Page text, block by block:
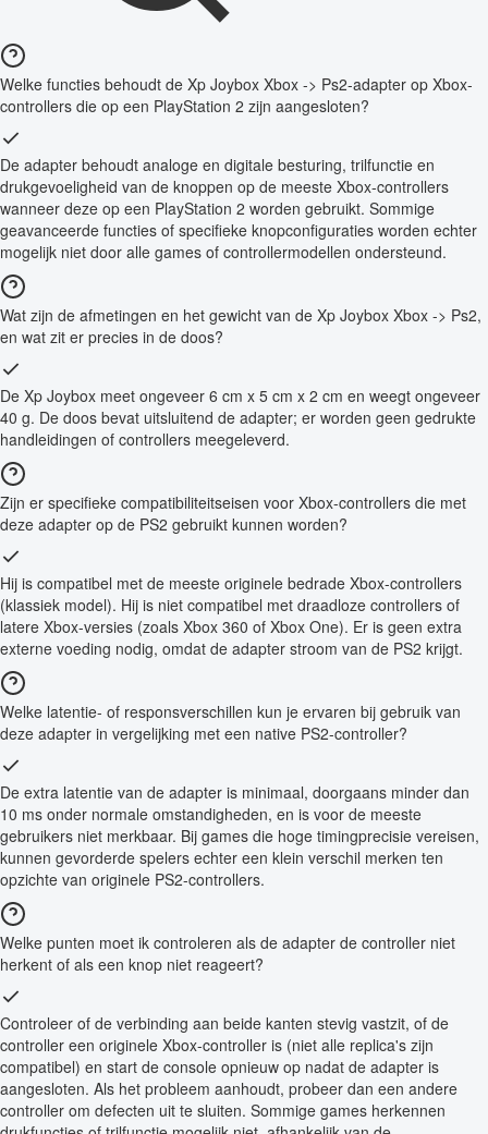
Welke functies behoudt de Xp Joybox Xbox -> Ps2-adapter op Xbox-
controllers die op een PlayStation 2 zijn aangesloten?
De adapter behoudt analoge en digitale besturing, trilfunctie en
drukgevoeligheid van de knoppen op de meeste Xbox-controllers
wanneer deze op een PlayStation 2 worden gebruikt. Sommige
geavanceerde functies of specifieke knopconfiguraties worden echter
mogelijk niet door alle games of controllermodellen ondersteund.
Wat zijn de afmetingen en het gewicht van de Xp Joybox Xbox -> Ps2,
en wat zit er precies in de doos?
De Xp Joybox meet ongeveer 6 cm x 5 cm x 2 cm en weegt ongeveer
40 g. De doos bevat uitsluitend de adapter; er worden geen gedrukte
handleidingen of controllers meegeleverd.
Zijn er specifieke compatibiliteitseisen voor Xbox-controllers die met
deze adapter op de PS2 gebruikt kunnen worden?
Hij is compatibel met de meeste originele bedrade Xbox-controllers
(klassiek model). Hij is niet compatibel met draadloze controllers of
latere Xbox-versies (zoals Xbox 360 of Xbox One). Er is geen extra
externe voeding nodig, omdat de adapter stroom van de PS2 krijgt.
Welke latentie- of responsverschillen kun je ervaren bij gebruik van
deze adapter in vergelijking met een native PS2-controller?
De extra latentie van de adapter is minimaal, doorgaans minder dan
10 ms onder normale omstandigheden, en is voor de meeste
gebruikers niet merkbaar. Bij games die hoge timingprecisie vereisen,
kunnen gevorderde spelers echter een klein verschil merken ten
opzichte van originele PS2-controllers.
Welke punten moet ik controleren als de adapter de controller niet
herkent of als een knop niet reageert?
Controleer of de verbinding aan beide kanten stevig vastzit, of de
controller een originele Xbox-controller is (niet alle replica's zijn
compatibel) en start de console opnieuw op nadat de adapter is
aangesloten. Als het probleem aanhoudt, probeer dan een andere
controller om defecten uit te sluiten. Sommige games herkennen